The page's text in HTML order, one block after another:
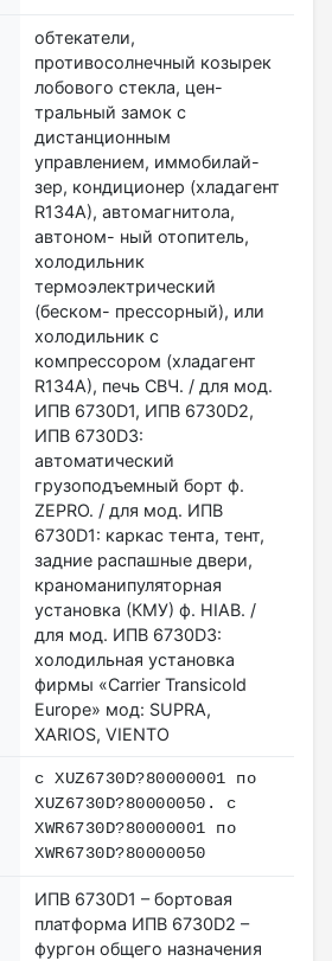
обтекатели,
противосолнечный козырек
лобового стекла, цен-
тральный замок с
дистанционным
управлением, иммобилай-
зер, кондиционер (хладагент
R134А), автомагнитола,
автоном- ный отопитель,
холодильник
термоэлектрический
(беском- прессорный), или
холодильник с
компрессором (хладагент
R134А), печь СВЧ. / для мод.
ИПВ 6730D1, ИПВ 6730D2,
ИПВ 6730D3:
автоматический
грузоподъемный борт ф.
ZEPRO. / для мод. ИПВ
6730D1: каркас тента, тент,
задние распашные двери,
краноманипуляторная
установка (КМУ) ф. HIAB. /
для мод. ИПВ 6730D3:
холодильная установка
фирмы «Carrier Transicold
Europe» мод: SUPRA,
XARIOS, VIENTO
с XUZ6730D?80000001 по
XUZ6730D?80000050. с
XWR6730D?80000001 по
XWR6730D?80000050
ИПВ 6730D1 – бортовая
платформа ИПВ 6730D2 –
фургон общего назначения